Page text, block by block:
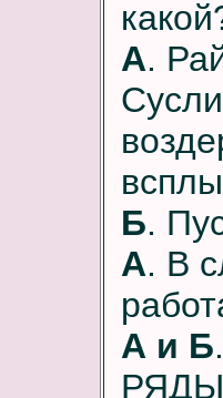
А.
Б.
А. В
А и Б